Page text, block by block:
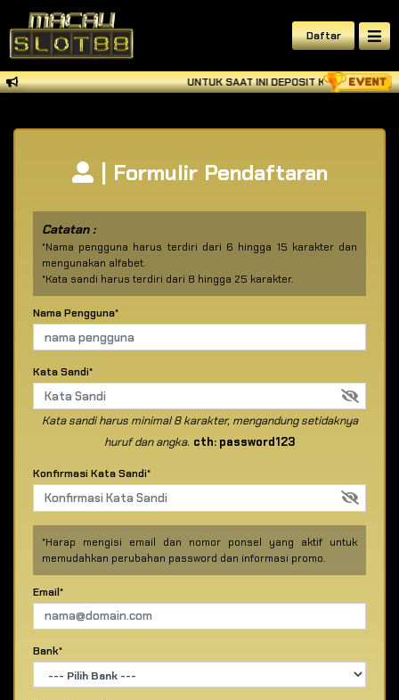
Daftar
UNTUK SAAT INI DEPOSIT KE BANK
| Formulir Pendaftaran
Catatan :
*Nama pengguna harus terdiri dari 6 hingga 15 karakter dan
mengunakan alfabet.
*Kata sandi harus terdiri dari 8 hingga 25 karakter.
Nama Pengguna*
Kata Sandi*
Kata sandi harus minimal 8 karakter, mengandung setidaknya
huruf dan angka. cth: password123
Konfirmasi Kata Sandi*
*Harap mengisi email dan nomor ponsel yang aktif untuk
memudahkan perubahan password dan informasi promo.
Email*
Bank*